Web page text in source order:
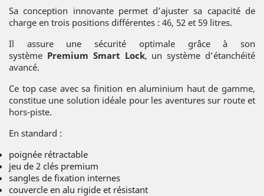
Sa conception innovante permet d’ajuster sa capacité de
charge en trois positions différentes : 46, 52 et 59 litres.
Il assure une sécurité optimale grâce à son
système Premium Smart Lock, un système d’étanchéité
avancé.
Ce top case avec sa finition en aluminium haut de gamme,
constitue une solution idéale pour les aventures sur route et
hors-piste.
En standard :
poignée rétractable
jeu de 2 clés premium
sangles de fixation internes
couvercle en alu rigide et résistant